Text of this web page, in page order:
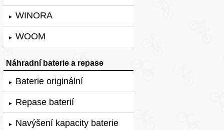
► WINORA
► WOOM
Náhradní baterie a repase
► Baterie originální
► Repase baterií
► Navýšení kapacity baterie